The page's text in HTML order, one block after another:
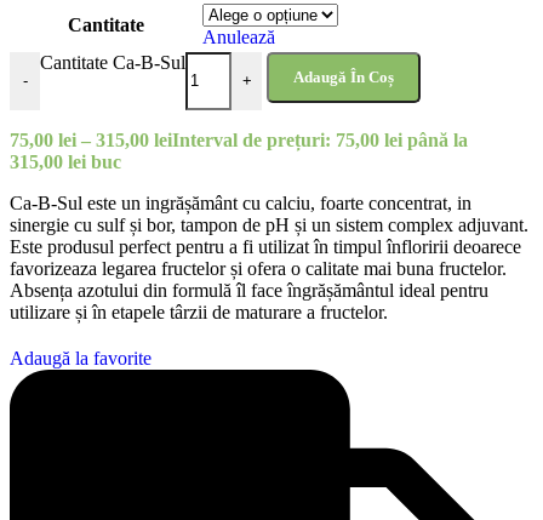
Cantitate
Anulează
-
Cantitate Ca-B-Sul
+ Adaugă În Coș
75,00 lei – 315,00 leiInterval de prețuri: 75,00 lei până la
315,00 lei buc
Ca-B-Sul este un ingrășământ cu calciu, foarte concentrat, in
sinergie cu sulf și bor, tampon de pH și un sistem complex adjuvant.
Este produsul perfect pentru a fi utilizat în timpul înfloririi deoarece
favorizeaza legarea fructelor și ofera o calitate mai buna fructelor.
Absența azotului din formulă îl face îngrășământul ideal pentru
utilizare și în etapele târzii de maturare a fructelor.
Adaugă la favorite